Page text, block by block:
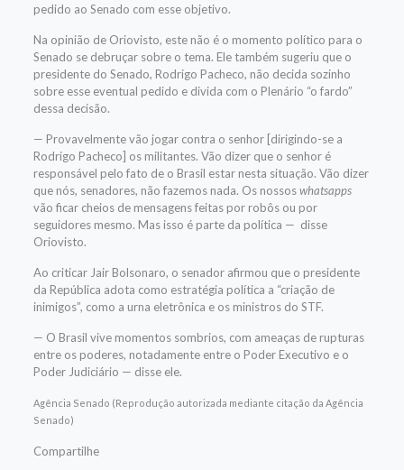
pedido ao Senado com esse objetivo.
Na opinião de Oriovisto, este não é o momento político para o
Senado se debruçar sobre o tema. Ele também sugeriu que o
presidente do Senado, Rodrigo Pacheco, não decida sozinho
sobre esse eventual pedido e divida com o Plenário “o fardo”
dessa decisão.
— Provavelmente vão jogar contra o senhor [dirigindo-se a
Rodrigo Pacheco] os militantes. Vão dizer que o senhor é
responsável pelo fato de o Brasil estar nesta situação. Vão dizer
que nós, senadores, não fazemos nada. Os nossoswhatsapps
vão ficar cheios de mensagens feitas por robôs ou por
seguidores mesmo. Mas isso é parte da política — disse
Oriovisto.
Ao criticar Jair Bolsonaro, o senador afirmou que o presidente
da República adota como estratégia política a “criação de
inimigos”, como a urna eletrônica e os ministros do STF.
— O Brasil vive momentos sombrios, com ameaças de rupturas
entre os poderes, notadamente entre o Poder Executivo e o
Poder Judiciário — disse ele.
Agência Senado (Reprodução autorizada mediante citação da Agência
Senado)
Compartilhe